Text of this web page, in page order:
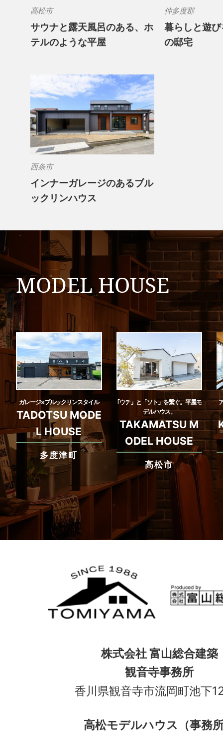
高松市
サウナと露天風呂のある、ホ
テルのような平屋
仲多度郡
暮らしと遊
の邸宅
西条市
インナーガレージのあるブル
ックリンハウス
MODEL HOUSE
ガレージ×ブルックリンスタイル
TADOTSU MODE
L HOUSE
多度津町
｢ウチ」と「ソト」を繋ぐ。平屋モ
デルハウス。
TAKAMATSU M
ODEL HOUSE
高松市
株式会社 富山総合建築
観音寺事務所
香川県観音寺市流岡町池下
高松モデルハウス（事務